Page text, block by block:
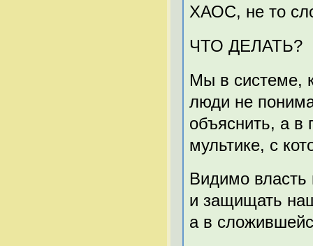
ХАОС, не то
ЧТО ДЕЛАТЬ?
Мы в системе,
люди не
объяснить, а в
мультике, с
Видимо
и защищать
а в